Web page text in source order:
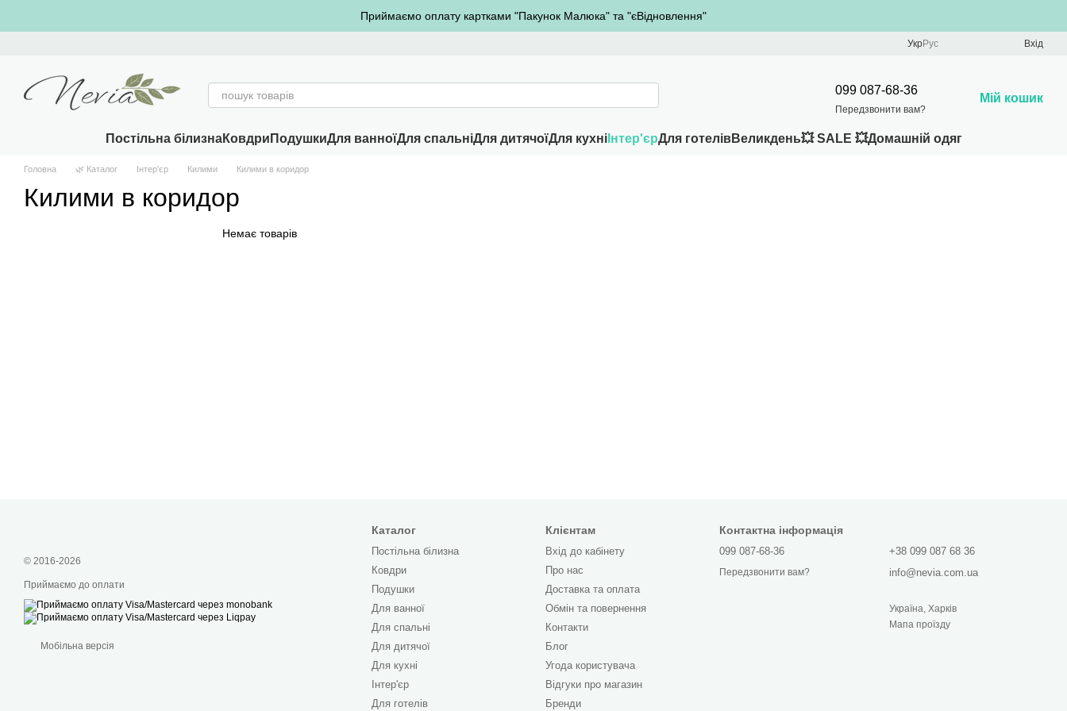
Приймаємо оплату картками "Пакунок Малюка" та "єВідновлення"
УкрРус Вхід
099 087-68-36
Передзвонити вам?
Мій кошик
Постільна білизнаКовдри ПодушкиДля ванноїДля спальніДля дитячоїДля кухніІнтер'єрДля готелівВеликдень💥 SALE 💥Домашній одяг
Головна 🌿 Каталог Інтер'єр Килими Килими в коридор
Килими в коридор
Немає товарів
© 2016-2026
Приймаємо до оплати
Мобільна версія
Каталог
Постільна білизна
Ковдри
Подушки
Для ванної
Для спальні
Для дитячої
Для кухні
Інтер'єр
Для готелів
Клієнтам
Вхід до кабінету
Про нас
Доставка та оплата
Обмін та повернення
Контакти
Блог
Угода користувача
Відгуки про магазин
Бренди
Контактна інформація
099 087-68-36
Передзвонити вам?
+38 099 087 68 36
info@nevia.com.ua
Україна, Харків
Мапа проїзду